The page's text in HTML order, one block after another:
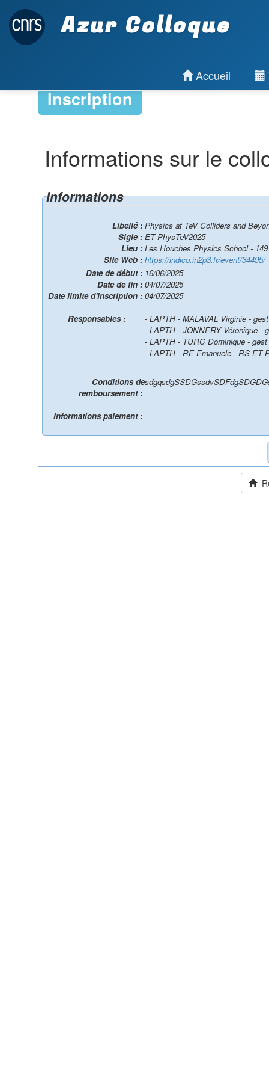
Azur Colloque
Accueil
Inscription
Informations sur le
Informations
Libellé : Physics at TeV Colliders and
Sigle : ET PhysTeV2025
Lieu : Les Houches Physics School -
Site Web : https://indico.in2p3.fr/event/34495/
Date de début : 16/06/2025
Date de fin : 04/07/2025
Date limite d'inscription : 04/07/2025
- LAPTH - MALAVAL Virginie -
- LAPTH - JONNERY Véronique -
- LAPTH - TURC Dominique -
- LAPTH - RE Emanuele - RS ET
Conditions de
remboursement :
Informations paiement :